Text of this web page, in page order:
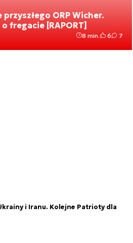
ORP Wicher.
fregacie [RAPORT]
8 min. 6 7
i Iranu. Kolejne Patrioty dla